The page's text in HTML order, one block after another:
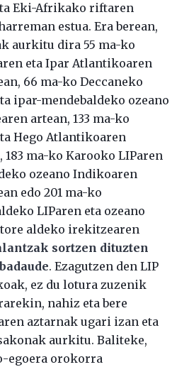
Eki-Afrikako riftaren
estua. Era berean,
aurkitu dira 55 ma-ko
eta Ipar Atlantikoaren
66 ma-ko Deccaneko
ipar-mendebaldeko ozeano
artean, 133 ma-ko
Hego Atlantikoaren
ma-ko Karooko LIParen
ozeano Indikoaren
edo 201 ma-ko
LIParen eta ozeano
aldeko irekitzearen
sortzen dituzten
. Ezagutzen den LIP
ez du lotura zuzenik
nahiz eta bere
aztarnak ugari izan eta
aurkitu. Baliteke,
egoera orokorra